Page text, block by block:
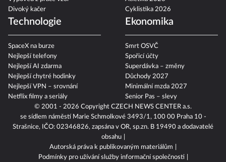
© 2001 - 2026 Copyright CZECH NEWS CENTER a.s.
se sídlem náměstí Marie Schmolkové 3493/1, 100 00 Praha 10 -
Strašnice, IČO: 02346826, zapsána v OR, sp.zn. B 19490 a dodavatelé
obsahu
Autorská práva k publikovaným materiálům
Podmínky pro užívání služby informační společnosti
Divoký kačer
Cyklistika 2026
Technologie
SpaceX na burze
Nejlepší telefony
Nejlepší AI zdarma
Nejlepší chytré hodinky
Nejlepší VPN – srovnání
Netflix filmy a seriály
Ekonomika
Smrt OSVČ
Spořicí účty
Superdávka – změny
Důchody 2027
Minimální mzda 2027
Senior Pas – slevy